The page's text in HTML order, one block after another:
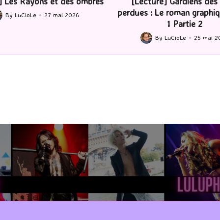
: Le roman graphique Tome
by
By LuCioLe 22 mai